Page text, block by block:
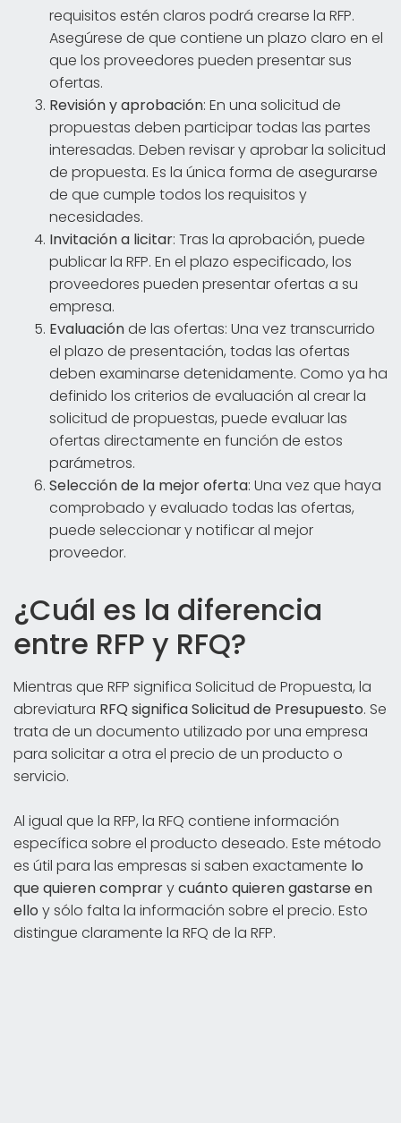
requisitos estén claros podrá crearse la RFP.
Asegúrese de que contiene un plazo claro en el
que los proveedores pueden presentar sus
ofertas.
Revisión y aprobación: En una solicitud de
propuestas deben participar todas las partes
interesadas. Deben revisar y aprobar la solicitud
de propuesta. Es la única forma de asegurarse
de que cumple todos los requisitos y
necesidades.
Invitación a licitar: Tras la aprobación, puede
publicar la RFP. En el plazo especificado, los
proveedores pueden presentar ofertas a su
empresa.
Evaluaciónde las ofertas: Una vez transcurrido
el plazo de presentación, todas las ofertas
deben examinarse detenidamente. Como ya ha
definido los criterios de evaluación al crear la
solicitud de propuestas, puede evaluar las
ofertas directamente en función de estos
parámetros.
Selección de la mejor oferta: Una vez que haya
comprobado y evaluado todas las ofertas,
puede seleccionar y notificar al mejor
proveedor.
¿Cuál es la diferencia
entre RFP y RFQ?
Mientras que RFP significa Solicitud de Propuesta, la
abreviatura RFQ significa Solicitud de Presupuesto. Se
trata de un documento utilizado por una empresa
para solicitar a otra el precio de un producto o
servicio.
Al igual que la RFP, la RFQ contiene información
específica sobre el producto deseado. Este método
es útil para las empresas si saben exactamente lo
que quieren comprarycuánto quieren gastarse en
ello y sólo falta la información sobre el precio. Esto
distingue claramente la RFQ de la RFP.